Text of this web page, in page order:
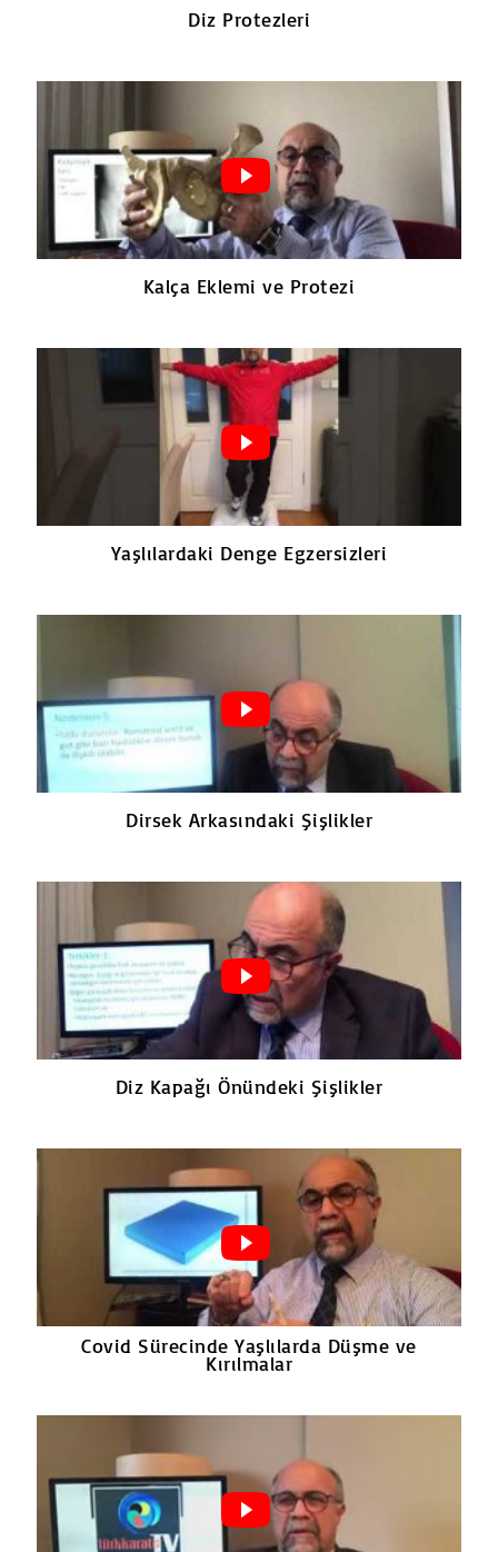
Diz Protezleri
Kalça Eklemi ve Protezi
Yaşlılardaki Denge Egzersizleri
Dirsek Arkasındaki Şişlikler
Diz Kapağı Önündeki Şişlikler
Covid Sürecinde Yaşlılarda Düşme ve
Kırılmalar